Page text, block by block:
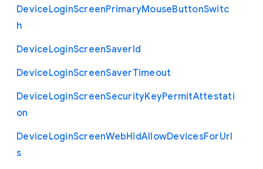
DeviceLoginScreenPrimaryMouseButtonSwitc
h
DeviceLoginScreenSaverId
DeviceLoginScreenSaverTimeout
DeviceLoginScreenSecurityKeyPermitAttestati
on
DeviceLoginScreenWebHidAllowDevicesForUrl
s